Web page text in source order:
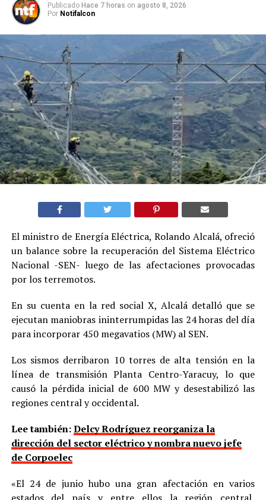
Publicado Hace 7 horas on agosto 8, 2026
Por Notifalcon
El ministro de Energía Eléctrica, Rolando Alcalá, ofreció
un balance sobre la recuperación del Sistema Eléctrico
Nacional -SEN- luego de las afectaciones provocadas
por los terremotos.
En su cuenta en la red social X, Alcalá detalló que se
ejecutan maniobras ininterrumpidas las 24 horas del día
para incorporar 450 megavatios (MW) al SEN.
Los sismos derribaron 10 torres de alta tensión en la
línea de transmisión Planta Centro-Yaracuy, lo que
causó la pérdida inicial de 600 MW y desestabilizó las
regiones central y occidental.
Lee también:Delcy Rodríguez reorganiza la
dirección del sector eléctrico y nombra nuevo jefe
de Corpoelec
«El 24 de junio hubo una gran afectación en varios